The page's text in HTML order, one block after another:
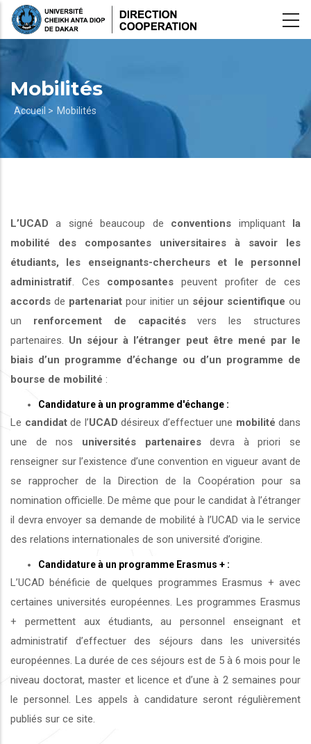
Aller
Mobilités
Fil
d'Ariane
Accueil > Mobilités
L’UCAD a signé beaucoup de conventions impliquant la
mobilité des composantes universitaires à savoir les
étudiants, les enseignants-chercheurs et le personnel
administratif . Ces composantes peuvent profiter de ces
accords de partenariat pour initier un séjour scientifique ou
un renforcement de capacitésvers les structures
partenaires. Un séjour à l’étranger peut être mené par le
biais d’un programme d’échange ou d’un programme de
bourse de mobilité :
Candidature à un programme d'échange :
Le candidatde l’UCAD désireux d’effectuer une mobilité dans
une de nos universités partenairesdevra à priori se
renseigner sur l’existence d’une convention en vigueur avant de
se rapprocher de la Direction de la Coopération pour sa
nomination officielle. De même que pour le candidat à l’étranger
il devra envoyer sa demande de mobilité à l’UCAD via le service
des relations internationales de son université d’origine.
Candidature à un programme Erasmus + :
L’UCAD bénéficie de quelques programmes Erasmus + avec
certaines universités européennes. Les programmes Erasmus
+ permettent aux étudiants, au personnel enseignant et
administratif d’effectuer des séjours dans les universités
européennes. La durée de ces séjours est de 5 à 6 mois pour le
niveau doctorat, master et licence et d’une à 2 semaines pour
le personnel. Les appels à candidature seront régulièrement
publiés sur ce site.